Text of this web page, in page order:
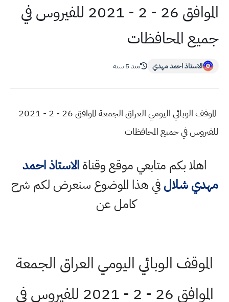
الموافق 26 - 2 - 2021 للفيروس في
جميع المحافظات
الاستاذ احمد مهدي منذ 5 سنة
الموقف الوبائي اليومي العراق الجمعة الموافق 26 - 2 - 2021
للفيروس في جميع المحافظات
اهلا بكم متابعي موقع وقناةالاستاذ احمد
مهدي شلالفي هذا الموضوع سنعرض لكم شرح
كامل عن
الموقف الوبائي اليومي العراق الجمعة
الموافق 26 - 2 - 2021 للفيروس في